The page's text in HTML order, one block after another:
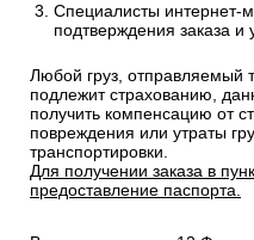
Специалисты интернет-
подтверждения заказа
Любой груз, отправляемый
подлежит страхованию,
получить компенсацию от
повреждения или утраты
транспортировки.
Для получении заказа в
предоставление паспорта.